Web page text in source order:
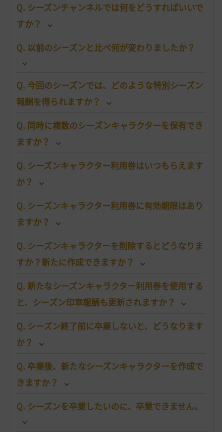
Q. シーズンチャンネルでは何をどうすればいいで
すか？
Q. 以前のシーズンと比べ何が変わりましたか？
Q. 今回のシーズンでは、どのような特別シーズン
報酬を得られますか？
Q. 同時に複数のシーズンキャラクターを保有でき
ますか？
Q. シーズンキャラクター利用券はいつもらえます
か？
Q. シーズンキャラクター利用券に有効期限はあり
ますか？
Q. シーズンキャラクターを削除するとどうなりま
すか？新たに作成できますか？
Q. 新たなシーズンキャラクター利用券を使用する
と、シーズン印章報酬も更新されますか？
Q. シーズン終了前に卒業しないと、どうなります
か？
Q. 卒業後、新たなシーズンキャラクターを作成で
きますか？
Q. シーズンを卒業したいのに、卒業できません。